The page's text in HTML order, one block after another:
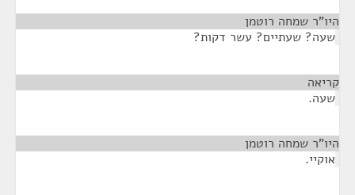
היו"ר שמחה רוטמן
שעה? שעתיים? עשר דקות?
קריאה
שעה.
היו"ר שמחה רוטמן
אוקיי.